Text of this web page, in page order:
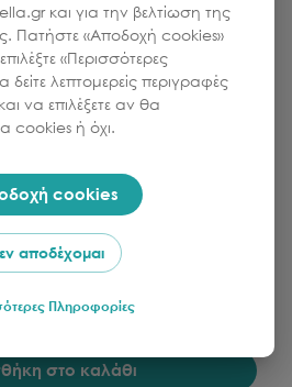
FE Black
στο καλάθι
και για την βελτίωση της
Πατήστε «Αποδοχή cookies»
«Περισσότερες
λεπτομερείς περιγραφές
να επιλέξετε αν θα
cookies ή όχι.
cookies
αποδέχομαι
Πληροφορίες